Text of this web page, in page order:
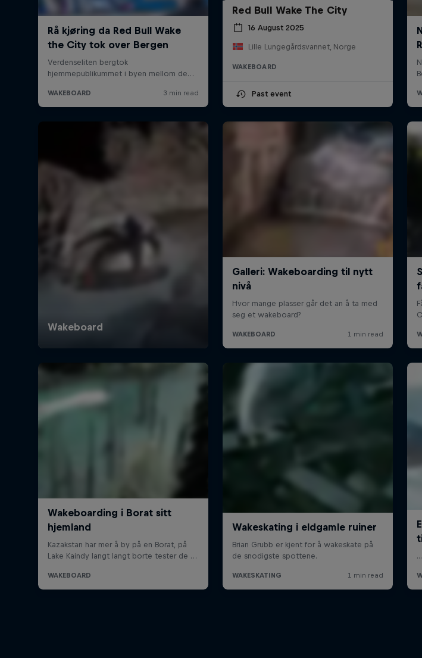
Red Bull Wake The City
16 August 2025
Lille Lungegårdsvannet, Norge
WAKEBOARD
Past event